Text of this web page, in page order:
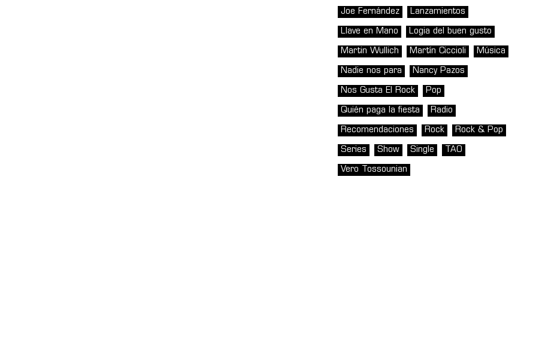
Joe Fernández Lanzamientos
Llave en Mano Logia del buen gusto
Martin Wullich Martín Ciccioli Música
Nadie nos para Nancy Pazos
Nos Gusta El Rock Pop
Quién paga la fiesta Radio
Recomendaciones Rock Rock & Pop
Series Show Single TAO
Vero Tossounian